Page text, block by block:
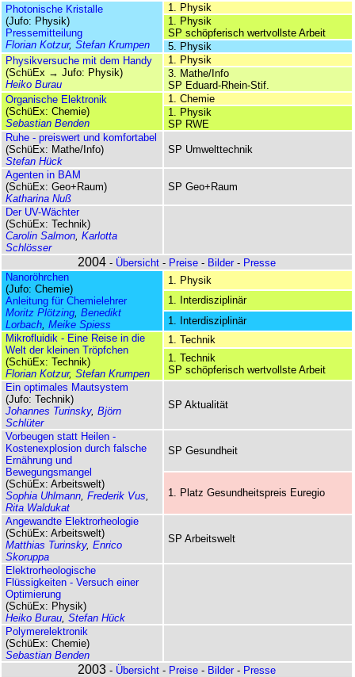
Photonische Kristalle
(Jufo: Physik)
Pressemitteilung
Florian Kotzur, Stefan Krumpen
1. Physik
1. Physik
SP schöpferisch wertvollste Arbeit
5. Physik
Physikversuche mit dem Handy
(SchüEx → Jufo: Physik)
Heiko Burau
1. Physik
3. Mathe/Info
SP Eduard-Rhein-Stif.
Organische Elektronik
(SchüEx: Chemie)
Sebastian Benden
1. Chemie
1. Physik
SP RWE
Ruhe - ­preiswert und komfortabel
(SchüEx: Mathe/Info)
Stefan Hück
SP Umwelttechnik
Agenten in BAM
(SchüEx: Geo+Raum)
Katharina Nuß
SP Geo+Raum
Der UV-Wächter
(SchüEx: Technik)
Carolin Salmon Karlotta
Schlösser
2004 - Übersicht - Preise - Bilder - Presse
Nanoröhrchen
(Jufo: Chemie)
Anleitung für Chemie­lehrer
Moritz Plötzing Benedikt
Lorbach Meike Spiess
1. Physik
1. Interdisziplinär
1. Interdisziplinär
Mikrofluidik - Eine Reise in die
Welt der kleinen Tröpfchen
(SchüEx: Technik)
Florian Kotzur, Stefan Krumpen
1. Technik
1. Technik
SP schöpferisch wertvollste Arbeit
Ein optimales Mautsystem
(Jufo: Technik)
Johannes Turinsky, Björn
Schlüter
SP Aktualität
Vorbeugen statt Heilen -
Kostenexplosion durch falsche
Ernährung und
Bewegungsmangel
(SchüEx: Arbeitswelt)
Sophia Uhlmann Frederik Vus
Rita Waldukat
SP Gesundheit
1. Platz Gesundheits­preis Euregio
Angewandte Elektrorheologie
(SchüEx: Arbeitswelt)
Matthias Turinsky, Enrico
Skoruppa
SP Arbeitswelt
Elektrorheologische
Flüssigkeiten - Versuch einer
Optimierung
(SchüEx: Physik)
Heiko Burau Stefan Hück
Polymerelektronik
(SchüEx: Chemie)
Sebastian Benden
2003 - Übersicht - Preise - Bilder - Presse